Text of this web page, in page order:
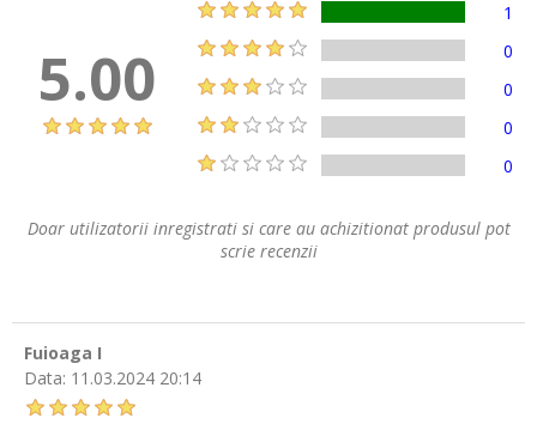
5.00
1
0
0
0
0
Doar utilizatorii inregistrati si care au achizitionat produsul pot
scrie recenzii
Fuioaga I
Data: 11.03.2024 20:14